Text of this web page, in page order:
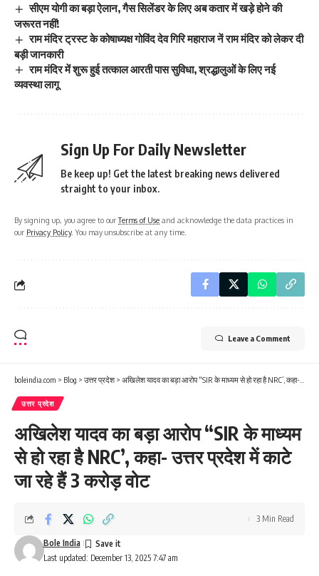
सीएम योगी का बड़ा ऐलान, गैस सिलेंडर के लिए अब कतार में खड़े होने की
जरूरत नहीं!
राम मंदिर ट्रस्ट के कोषाध्यक्ष गोविंद देव गिरि महाराज नें राम मंदिर को लेकर दी
बड़ी जानकारी
राम मंदिर में शुरू हुई तत्काल आरती पास सुविधा, श्रद्धालुओं के लिए नई
व्यवस्था लागू
Sign Up For Daily Newsletter
Be keep up! Get the latest breaking news delivered
straight to your inbox.
By signing up, you agree to ourTerms of Use and acknowledge the data practices in
our Privacy Policy. You may unsubscribe at any time.
Leave a Comment
boleindia.com > Blog > उत्तर प्रदेश> अखिलेश यादव का बड़ा आरोप “SIR के माध्यम से हो रहा है NRC’, कहा- उत्तर प्रदेश में काटे जा रहे हैं 3 करोड़ वोट
उत्तर प्रदेश
अखिलेश यादव का बड़ा आरोप “SIR के माध्यम
से हो रहा है NRC’, कहा- उत्तर प्रदेश में काटे
जा रहे हैं 3 करोड़ वोट
Last updated: December 13, 2025 7:47 am
Bole India
3 Min Read